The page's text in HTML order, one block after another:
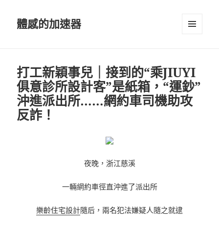
體感的加速器
打工新穎事兒｜接到的“乘JIUYI
俱意診所設計客”是紙箱，“運鈔”
沖進派出所……網約車司機助攻
反詐！
夜晚，浙江慈溪
一輛網約車徑直沖進了派出所
樂齡住宅設計隨后，兩名犯法嫌疑人隨之就逮